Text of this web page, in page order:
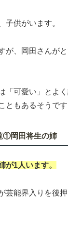
子供がいます。
が、岡田さんが
「可愛い」とよ
ともあるそうです
①岡田将生の姉
が1人います。
芸能界入りを後